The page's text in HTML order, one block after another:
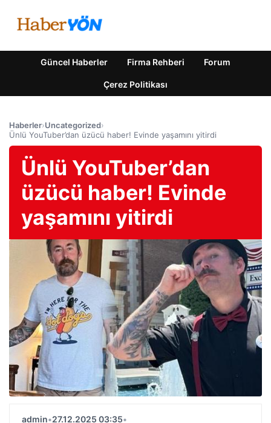
Güncel Haberler Firma Rehberi Forum
Çerez Politikası
Haberler›Uncategorized›
Ünlü YouTuber’dan üzücü haber! Evinde yaşamını yitirdi
Ünlü YouTuber’dan
üzücü haber! Evinde
yaşamını yitirdi
admin•27.12.2025 03:35•